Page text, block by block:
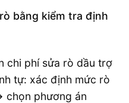
bằng kiểm tra định
chi phí sửa rò dầu trợ
tự: xác định mức rò
chọn phương án